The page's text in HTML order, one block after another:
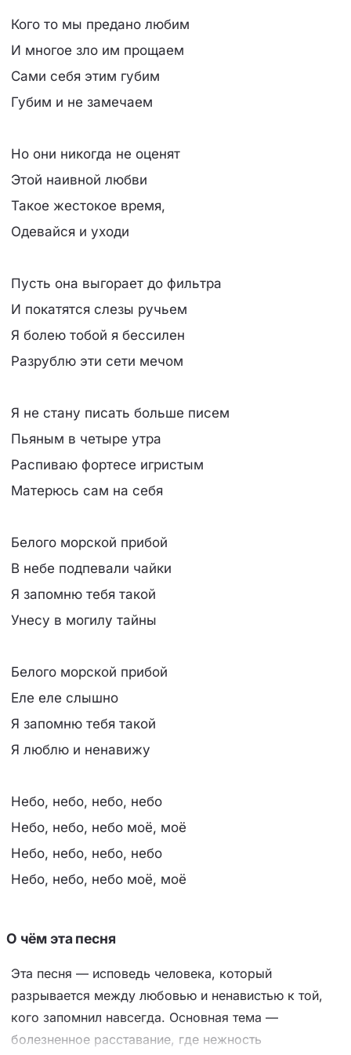
Кого то мы предано любим
И многое зло им прощаем
Сами себя этим губим
Губим и не замечаем
Но они никогда не оценят
Этой наивной любви
Такое жестокое время,
Одевайся и уходи
Пусть она выгорает до фильтра
И покатятся слезы ручьем
Я болею тобой я бессилен
Разрублю эти сети мечом
Я не стану писать больше писем
Пьяным в четыре утра
Распиваю фортесе игристым
Матерюсь сам на себя
Белого морской прибой
В небе подпевали чайки
Я запомню тебя такой
Унесу в могилу тайны
Белого морской прибой
Еле еле слышно
Я запомню тебя такой
Я люблю и ненавижу
Небо, небо, небо, небо
Небо, небо, небо моё, моё
Небо, небо, небо, небо
Небо, небо, небо моё, моё
О чём эта песня
Эта песня — исповедь человека, который
разрывается между любовью и ненавистью к той,
кого запомнил навсегда. Основная тема —
болезненное расставание, где нежность